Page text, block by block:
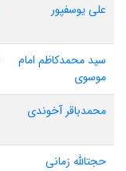
علی یوسفپور
سید محمدکاظم امام
موسوی
محمدباقر آخوندی
حجتالله زمانی